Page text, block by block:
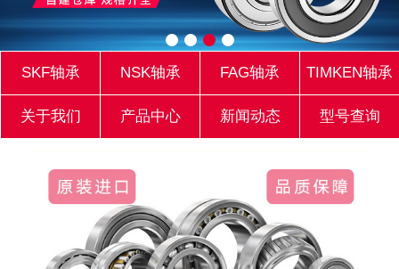
SKF轴承 NSK轴承 FAG轴承 TIMKEN轴承
关于我们 产品中心 新闻动态 型号查询